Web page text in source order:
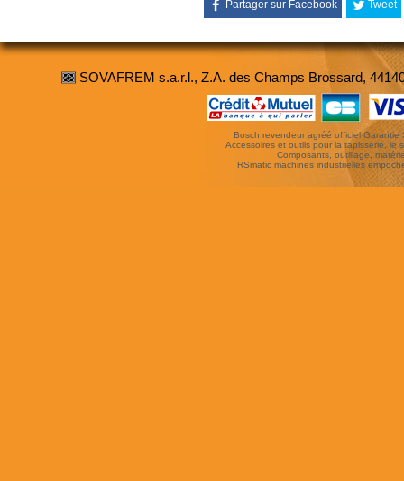
Partager sur Facebook Tweet
SOVAFREM s.a.r.l., Z.A. des Champs Brossard,
Bosch revendeur agréé officiel Garantie
Accessoires et outils pour la tapisserie, le
Composants, outillage,
RSmatic machines industrielles